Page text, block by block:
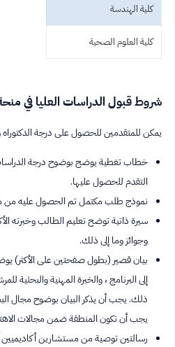
كلية الهندسة
كلية العلوم الصحية
شروط قبول الدراسات العليا في
يمكن للمتقدمين للحصول على درجة
خطاب تغطية يوضح بوضوح درجة الدراسات
التقدم للحصول عليها.
نموذج طلب مكتمل تم الحصول عليه من
سيرة ذاتية توضح تعليم الطالب وخبرته
وجوائز وما إلى ذلك.
بيان قصير (بطول صفحتين على الأكثر)
إلى البرنامج ، والخبرة المهنية والبحثية
ذلك. يجب أن يذكر البيان بوضوح مجال
يجب أن تكون المنطقة ضمن مجالات
رسالتين توصية من مستشارين أكاديميين